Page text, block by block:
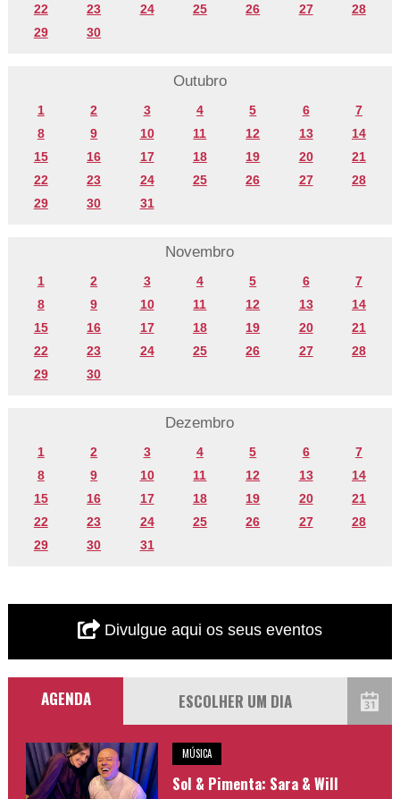
22 23 24 25 26 27
28
29
30
Outubro
1 2 3 4 5 6
7
8
9 10 11 12 13
14
15
16 17 18 19 20
21
22
23 24 25 26 27
28
29
30 31
Novembro
1 2 3 4 5 6
7
8
9 10 11 12 13
14
15
16 17 18 19 20
21
22
23 24 25 26 27
28
29
30
Dezembro
1 2 3 4 5 6
7
8
9 10 11 12 13
14
15
16 17 18 19 20
21
22
23 24 25 26 27
28
29
30 31
Divulgue aqui os seus eventos
AGENDA
MÚSICA
Sol & Pimenta: Sara & Will